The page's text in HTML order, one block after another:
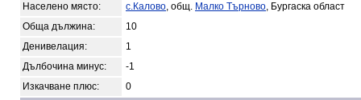
Населено място: с.Калово, общ. Малко Търново, Бургаска област
Обща дължина:
10
Денивелация:
1
Дълбочина минус:
-1
Изкачване плюс:
0